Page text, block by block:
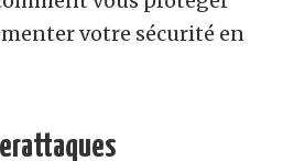
votre sécurité en